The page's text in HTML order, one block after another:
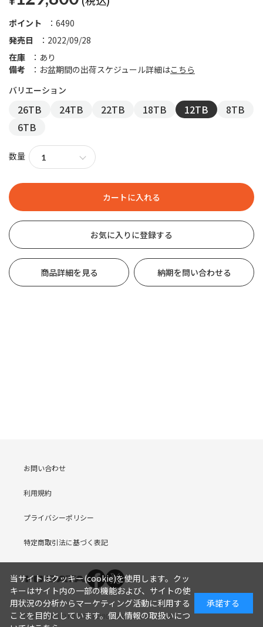
発売日 2022/09/28
ポイント 6490
在庫
あり
備考
お盆期間の出荷スケジュール詳細はこちら
26TB 24TB 22TB 18TB 12TB
8TB
6TB
数量
お気に入りに登録する
商品詳細を見る 納期を問い合わせる
お問い合わせ
利用規約
プライバシーポリシー
特定商取引法に基づく表記
COPYRIGHT (C) I-O DATA DEVICE, INC. Since 2005.9.19
当サイトはクッキー(cookie)を使用します。クッ
キーはサイト内の一部の機能および、サイトの使
用状況の分析からマーケティング活動に利用する
ことを目的としています。個人情報の取扱いにつ
承諾する